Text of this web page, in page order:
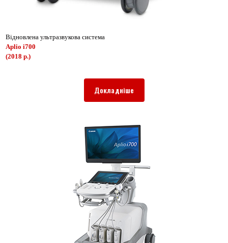
Відновлена ультразвукова система
Aplio i700
(2018 р.)
Докладніше